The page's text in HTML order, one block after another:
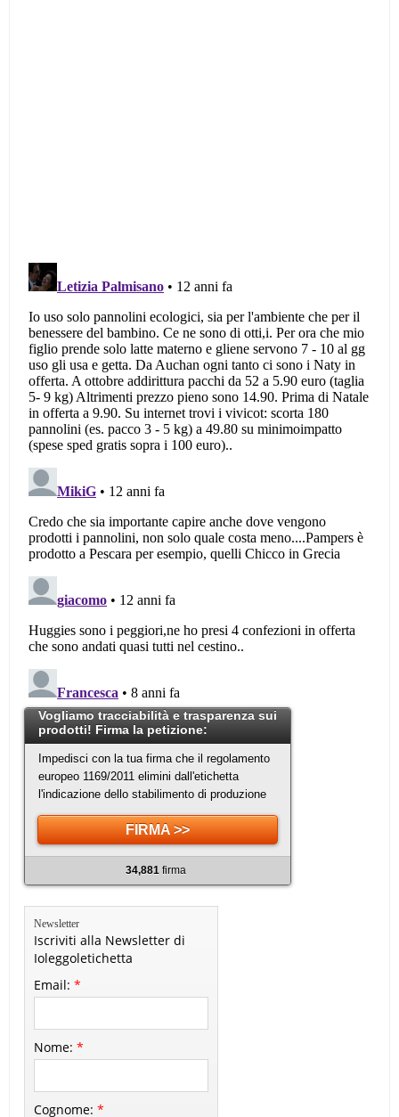
Vogliamo tracciabilità e trasparenza sui
prodotti! Firma la petizione:
Impedisci con la tua firma che il regolamento
europeo 1169/2011 elimini dall'etichetta
l'indicazione dello stabilimento di produzione
FIRMA >>
34,881 firma
Newsletter
Iscriviti alla Newsletter di
Ioleggoletichetta
Email:*
Nome:*
Cognome:*